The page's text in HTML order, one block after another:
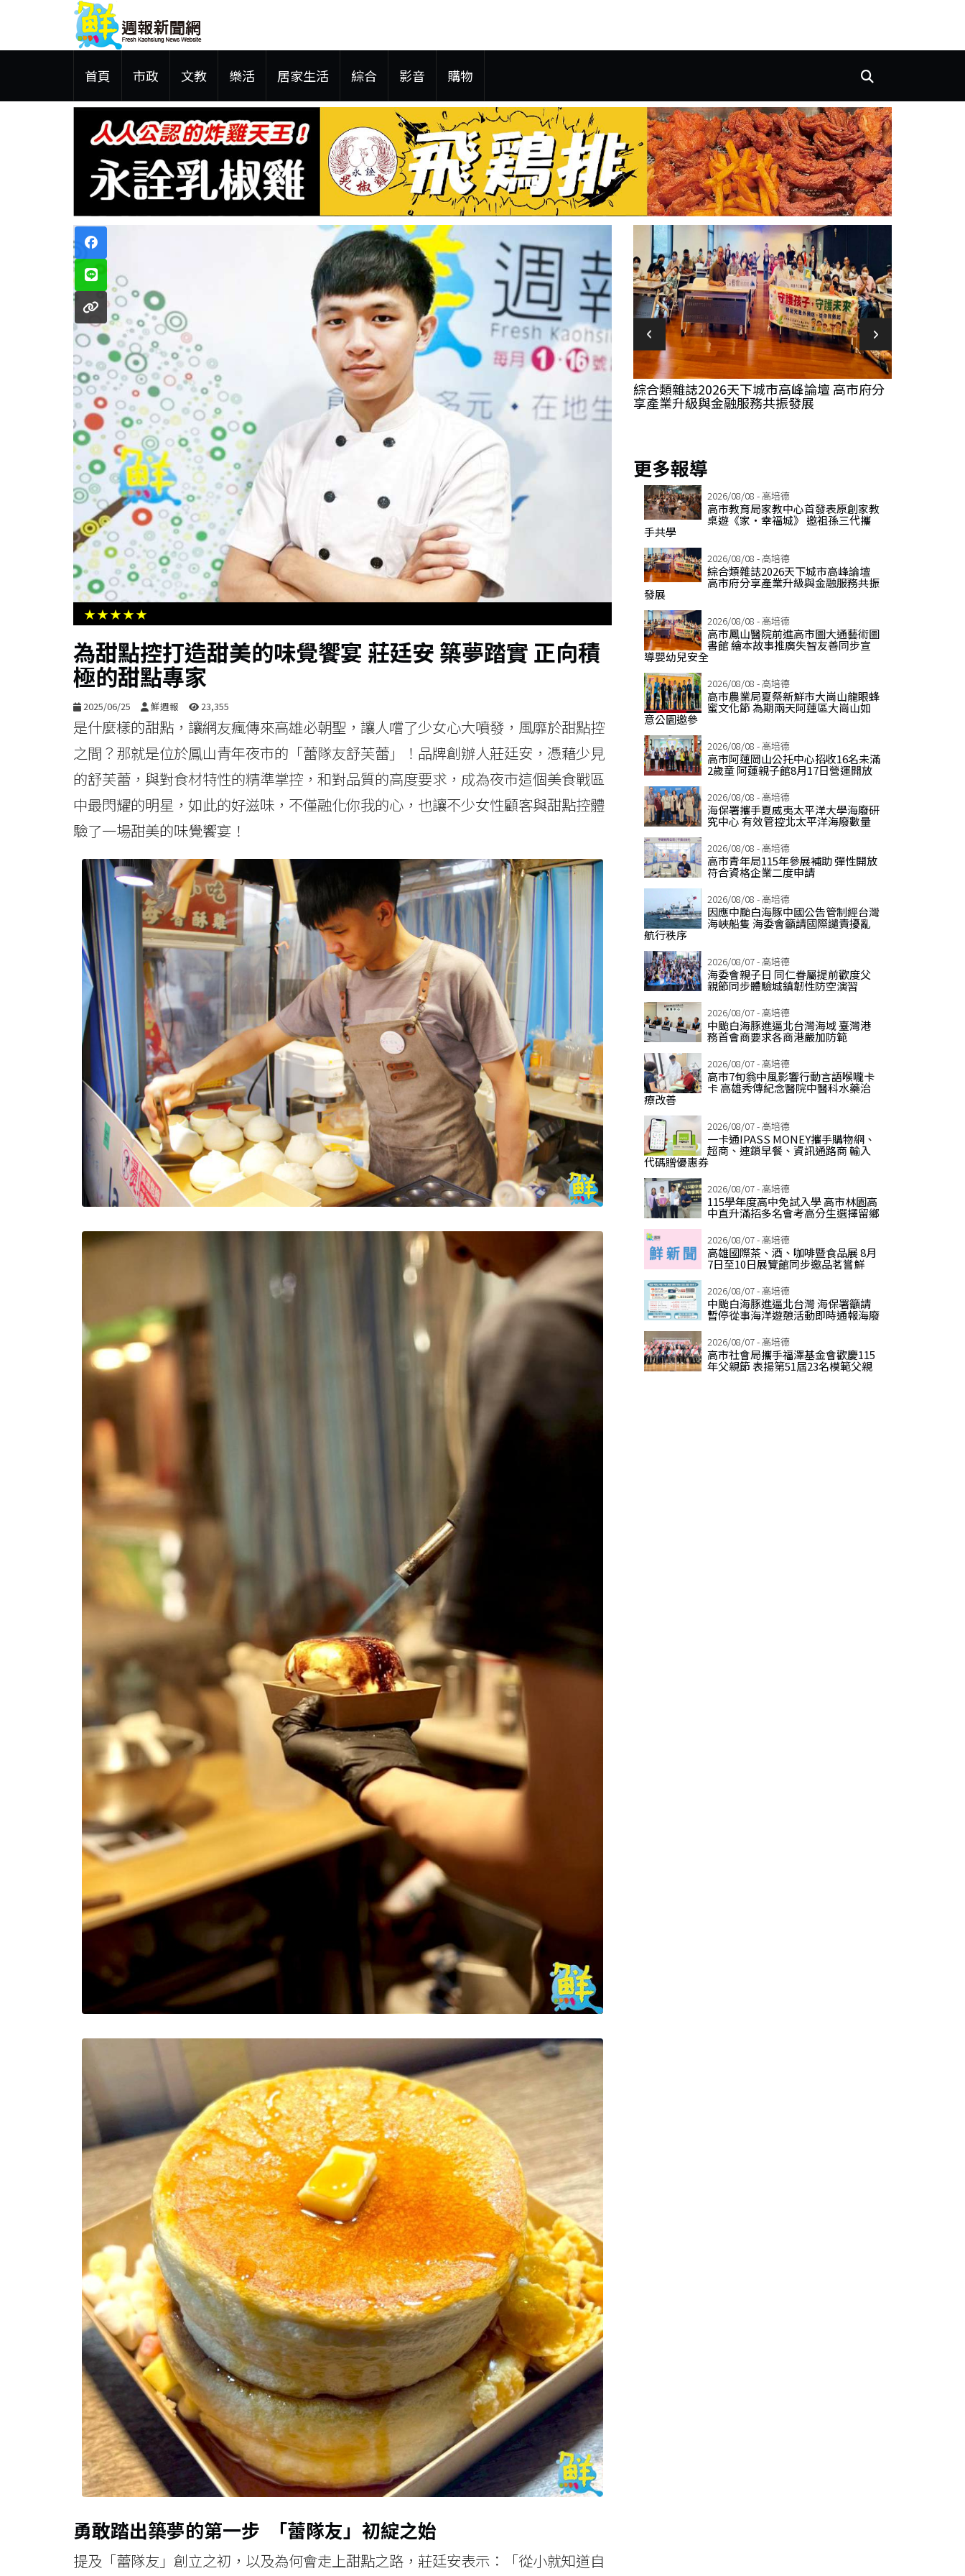
首頁 市政 文教 樂活 居家生活 綜合 影音 購物
★★★★★
為甜點控打造甜美的味覺饗宴 莊廷安 築夢踏實 正向積
極的甜點專家
2025/06/25 鮮週報 23,355
是什麼樣的甜點，讓網友瘋傳來高雄必朝聖，讓人嚐了少女心大噴發，風靡於甜點控
之間？那就是位於鳳山青年夜市的「蕾隊友舒芙蕾」！品牌創辦人莊廷安，憑藉少見
的舒芙蕾，與對食材特性的精準掌控，和對品質的高度要求，成為夜市這個美食戰區
中最閃耀的明星，如此的好滋味，不僅融化你我的心，也讓不少女性顧客與甜點控體
驗了一場甜美的味覺饗宴！
勇敢踏出築夢的第一步 「蕾隊友」初綻之始
提及「蕾隊友」創立之初，以及為何會走上甜點之路，莊廷安表示：「從小就知道自
購物網、超商、連
碼贈優惠券
高市教育局家教中心首發表原創家教桌遊
《家‧幸福城》 邀祖孫三代攜手共學
綜合類雜誌2026天下城市高峰論壇 高市府分
享產業升級與金融服務共振發展
高市鳳山醫院前進高市圖大通藝術圖書館 繪
更多報導
2026/08/08 - 高培德
高市教育局家教中心首發表原創家教
桌遊《家‧幸福城》 邀祖孫三代攜
手共學
2026/08/08 - 高培德
綜合類雜誌2026天下城市高峰論壇
高市府分享產業升級與金融服務共振
發展
2026/08/08 - 高培德
高市鳳山醫院前進高市圖大通藝術圖
書館 繪本故事推廣失智友善同步宣
導嬰幼兒安全
2026/08/08 - 高培德
高市農業局夏祭新鮮市大崗山龍眼蜂
蜜文化節 為期兩天阿蓮區大崗山如
意公園邀參
2026/08/08 - 高培德
高市阿蓮岡山公托中心招收16名未滿
2歲童 阿蓮親子館8月17日營運開放
2026/08/08 - 高培德
海保署攜手夏威夷太平洋大學海廢研
究中心 有效管控北太平洋海廢數量
2026/08/08 - 高培德
高市青年局115年參展補助 彈性開放
符合資格企業二度申請
2026/08/08 - 高培德
因應中颱白海豚中國公告管制經台灣
海峽船隻 海委會籲請國際譴責擾亂
航行秩序
2026/08/07 - 高培德
海委會親子日 同仁眷屬提前歡度父
親節同步體驗城鎮韌性防空演習
2026/08/07 - 高培德
中颱白海豚進逼北台灣海域 臺灣港
務首會商要求各商港嚴加防範
2026/08/07 - 高培德
高市7旬翁中風影響行動言語喉嚨卡
卡 高雄秀傳紀念醫院中醫科水藥治
療改善
2026/08/07 - 高培德
一卡通IPASS MONEY攜手購物網、
超商、連鎖早餐、資訊通路商 輸入
代碼贈優惠券
2026/08/07 - 高培德
115學年度高中免試入學 高市林園高
中直升滿招多名會考高分生選擇留鄉
2026/08/07 - 高培德
高雄國際茶、酒、咖啡暨食品展 8月
7日至10日展覽館同步邀品茗嘗鮮
2026/08/07 - 高培德
中颱白海豚進逼北台灣 海保署籲請
暫停從事海洋遊憩活動即時通報海廢
2026/08/07 - 高培德
高市社會局攜手福澤基金會歡慶115
年父親節 表揚第51屆23名模範父親